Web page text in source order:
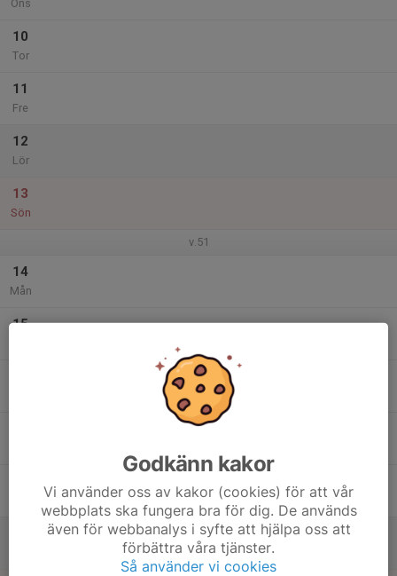
Ons
10
Tor
11
Fre
12
Lör
13
Sön
v.51
14
Mån
15
Godkänn kakor
Vi använder oss av kakor (cookies) för att vår
webbplats ska fungera bra för dig. De används
även för webbanalys i syfte att hjälpa oss att
förbättra våra tjänster.
Så använder vi cookies